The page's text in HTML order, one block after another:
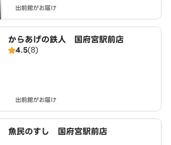
出前館がお届け
からあげの鉄人 国府宮駅前店
4.5(8)
出前館がお届け
魚民のすし 国府宮駅前店